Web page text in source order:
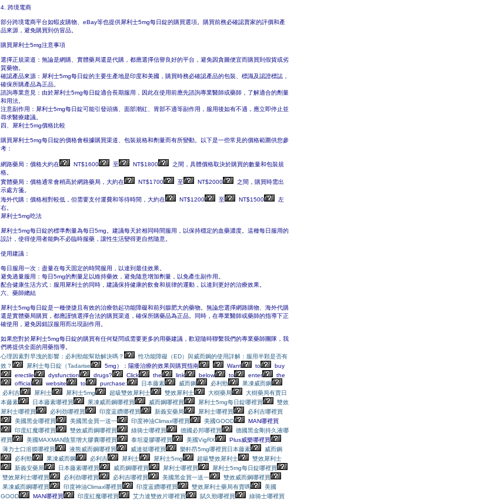
4. 跨境電商
部分跨境電商平台如蝦皮購物、eBay等也提供犀利士5mg每日錠的購買選項。購買前務必確認賣家的評價和產
品來源，避免購買到仿冒品。
購買犀利士5mg注意事項
選擇正規渠道：無論是網購、實體藥局還是代購，都應選擇信譽良好的平台，避免因貪圖便宜而購買到假貨或劣
質藥物。
確認產品來源：犀利士5mg每日錠的主要生產地是印度和美國，購買時務必確認產品的包裝、標識及認證標誌，
確保所購產品為正品。
諮詢專業意見：由於犀利士5mg每日錠適合長期服用，因此在使用前應先諮詢專業醫師或藥師，了解適合的劑量
和用法。
注意副作用：犀利士5mg每日錠可能引發頭痛、面部潮紅、胃部不適等副作用，服用後如有不適，應立即停止並
尋求醫療建議。
四、犀利士5mg價格比較
購買犀利士5mg每日錠的價格會根據購買渠道、包裝規格和劑量而有所變動。以下是一些常見的價格範圍供您參
考：
網路藥局：價格大約在 NT$1600 至 NT$1800
之間，具體價格取決於購買的數量和包裝規
格。
實體藥局：價格通常會稍高於網路藥局，大約在
NT$1700 至 NT$2000
之間，購買時需出
示處方箋。
海外代購：價格相對較低，但需要支付運費和等待時間，大約在
NT$1200 至 NT$1500
左
右。
犀利士5mg吃法
犀利士5mg每日錠的標準劑量為每日5mg。建議每天於相同時間服用，以保持穩定的血藥濃度。這種每日服用的
設計，使得使用者能夠不必臨時服藥，讓性生活變得更自然隨意。
使用建議：
每日服用一次：盡量在每天固定的時間服用，以達到最佳效果。
避免過量服用：每日5mg的劑量足以維持藥效，避免隨意增加劑量，以免產生副作用。
配合健康生活方式：服用犀利士的同時，建議保持健康的飲食和規律的運動，以達到更好的治療效果。
六、藥師總結
犀利士5mg每日錠是一種便捷且有效的治療勃起功能障礙和前列腺肥大的藥物。無論您選擇網路購物、海外代購
還是實體藥局購買，都應謹慎選擇合法的購買渠道，確保所購藥品為正品。同時，在專業醫師或藥師的指導下正
確使用，避免因錯誤服用而出現副作用。
如果您對於犀利士5mg每日錠的購買有任何疑問或需要更多的用藥建議，歡迎隨時聯繫我們的專業藥師團隊，我
們將提供全面的用藥指導。
心理因素對早洩的影響：必利勁能幫助解決嗎？
性功能障礙（ED）與威而鋼的使用詳解：服用半顆是否有
效？
犀利士每日錠（Tadarise 5mg）：陽痿治療的效果與購買指南 Want to
buy
erectile
dysfunction drugs? Click the link below to enter
the
official
website to purchase: 日本藤素 威而鋼 必利勁
果凍威而鋼
必利吉
犀利士 犀利士5mg 超級雙效犀利士 雙效犀利士 大樹藥局
大樹藥局有賣日
本藤素
日本藤素哪裡買 果凍威而鋼哪裡買 威而鋼哪裡買 犀利士5mg每日錠哪裡買
雙效
犀利士哪裡買
必利劲哪裡買 印度蓝鑽哪裡買 新義安藥局 犀利士哪裡買
必利吉哪裡買
美國黑金哪裡買
美國黑金買一送一 印度神油Climax哪裡買 美國GOOD
MAN哪裡買
印度紅魔哪裡買
雙效威而鋼哪裡買 綠骑士哪裡買 德國必邦哪裡買
德國黑金剛持久液哪
裡買
美國MAXMAN陰莖增大膠囊哪裡買 泰坦凝膠哪裡買 美國VigRX
Plus威樂哪裡買
薄力士口溶膜哪裡買
液熊威而鋼哪裡買 威達挺哪裡買 樂軒昂5mg哪裡買日本藤素
威而鋼
必利勁
果凍威而鋼 必利吉 犀利士 犀利士5mg 超級雙效犀利士
雙效犀利士
新義安藥局
日本藤素哪裡買 威而鋼哪裡買 犀利士哪裡買
犀利士5mg每日錠哪裡買
雙效犀利士哪裡買
必利劲哪裡買 必利吉哪裡買 美國黑金買一送一
雙效威而鋼哪裡買
果凍威而鋼哪裡買
印度神油Climax哪裡買 印度蓝鑽哪裡買 雙效犀利士藥局有賣嗎
美國
GOOD
MAN哪裡買 印度紅魔哪裡買 艾力達雙效片哪裡買 賦久勁哪裡買
綠骑士哪裡買